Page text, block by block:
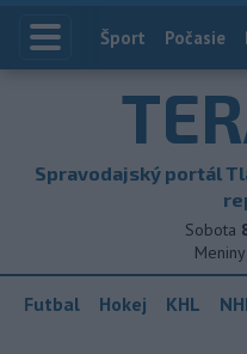
Index
Šport Počasie
Spravodajský portál
Sobota
Futbal Hokej KHL